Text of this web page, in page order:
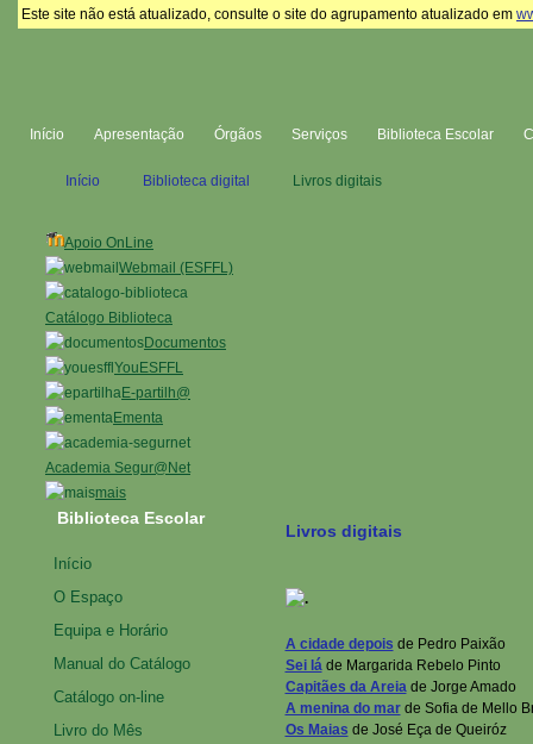
Este site não está atualizado, consulte o site do agrupamento atualizado em
Início Apresentação Órgãos Serviços Biblioteca Escolar
Apoio OnLine
Webmail (ESFFL)
Catálogo Biblioteca
Documentos
YouESFFL
E-partilh@
Ementa
Academia Segur@Net
mais
Início Biblioteca digital Livros digitais
Livros digitais
A cidade depois de Pedro Paixão
Sei láde Margarida Rebelo Pinto
Capitães da Areiade Jorge Amado
A menina do marde Sofia de Mello
Os Maias de José Eça de Queiróz
Biblioteca Escolar
Início
O Espaço
Equipa e Horário
Manual do Catálogo
Catálogo on-line
Livro do Mês